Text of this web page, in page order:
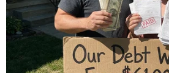
#Đánh bom
#Tháng lễ Hồi giáo
#Thương vong
#Cuộc không kích